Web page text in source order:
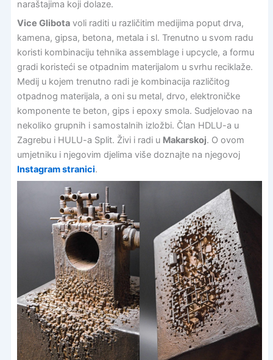
naraštajima koji dolaze.
Vice Glibotavoli raditi u različitim medijima poput drva,
kamena, gipsa, betona, metala i sl. Trenutno u svom radu
koristi kombinaciju tehnika assemblage i upcycle, a formu
gradi koristeći se otpadnim materijalom u svrhu reciklaže.
Medij u kojem trenutno radi je kombinacija različitog
otpadnog materijala, a oni su metal, drvo, elektroničke
komponente te beton, gips i epoxy smola. Sudjelovao na
nekoliko grupnih i samostalnih izložbi. Član HDLU-a u
Zagrebu i HULU-a Split. Živi i radi u Makarskoj. O ovom
umjetniku i njegovim djelima više doznajte na njegovoj
Instagram stranici.